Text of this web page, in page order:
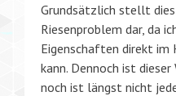
Grundsätzlich stellt
Riesenproblem dar, da
Eigenschaften direkt im
kann. Dennoch ist dieser
noch ist längst nicht